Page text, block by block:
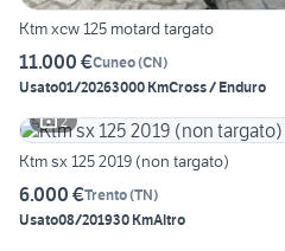
Ktm xcw 125 motard targato
11.000 €Cuneo(CN)
Usato01/20263000 KmCross / Enduro
2
Ktm sx 125 2019 (non targato)
6.000 €Trento(TN)
Usato08/201930 KmAltro